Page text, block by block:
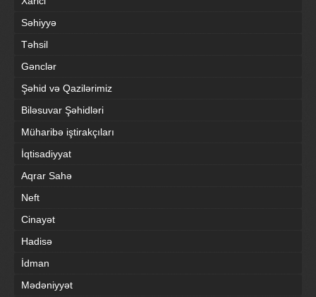
Səhiyyə
Təhsil
Gənclər
Şəhid və Qazilərimiz
Biləsuvar Şəhidləri
Müharibə iştirakçıları
İqtisadiyyat
Aqrar Sahə
Neft
Cinayət
Hadisə
İdman
Mədəniyyət